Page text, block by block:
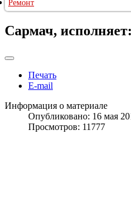
Ремонт
Сармач,
Печать
E-mail
Информация о материале
Опубликовано: 16 мая
Просмотров: 11777